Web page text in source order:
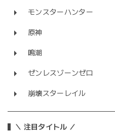
モンスターハンター
原神
鳴潮
ゼンレスゾーンゼロ
崩壊スターレイル
＼ 注目タイトル ／